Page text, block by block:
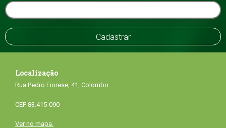
Localização
Rua Pedro Fiorese, 41, Colombo
CEP 83.415-090
Ver no mapa.